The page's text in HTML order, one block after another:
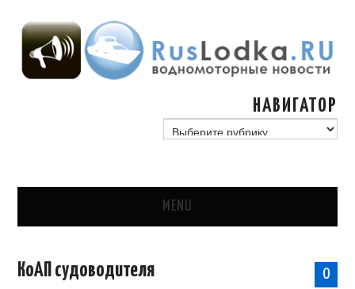
НАВИГАТОР
навигатор
MENU
0
КоАП судоводителя